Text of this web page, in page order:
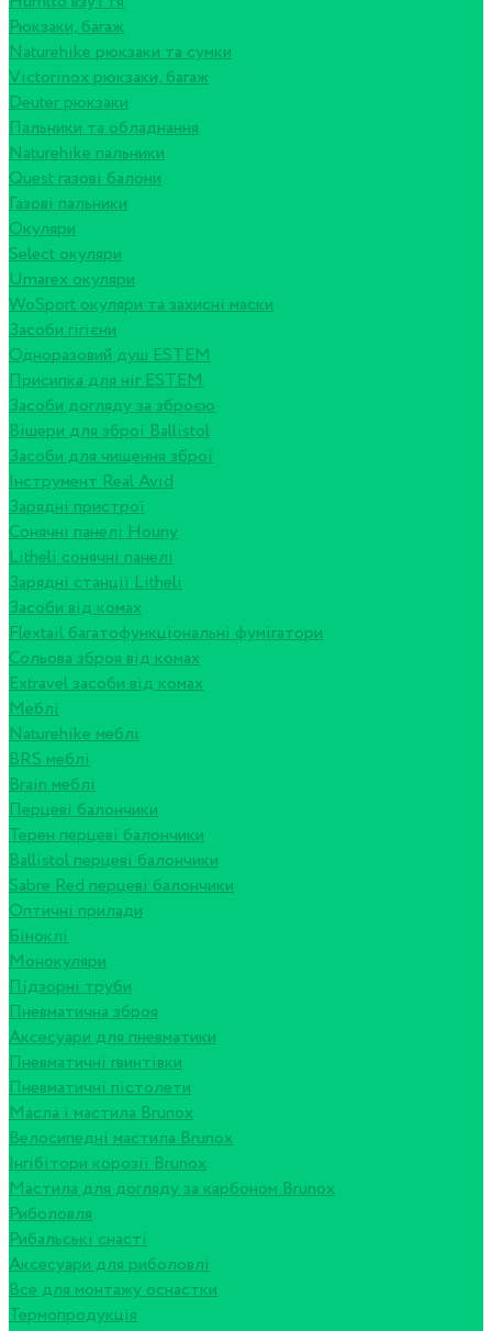
Рюкзаки, багаж
Naturehike рюкзаки та сумки
Victorinox рюкзаки, багаж
Deuter рюкзаки
Пальники та обладнання
Naturehike пальники
Quest газові балони
Газові пальники
Окуляри
Select окуляри
Umarex окуляри
WoSport окуляри та захисні маски
Засоби гігієни
Одноразовий душ ESTEM
Присипка для ніг ESTEM
Засоби догляду за зброєю
Вішери для зброї Ballistol
Засоби для чищення зброї
Інструмент Real Avid
Зарядні пристрої
Сонячні панелі Houny
Litheli сонячні панелі
Зарядні станції Litheli
Засоби від комах
Flextail багатофункціональні фумігатори
Сольова зброя від комах
Extravel засоби від комах
Меблі
Naturehike меблі
BRS меблі
Brain меблі
Перцеві балончики
Терен перцеві балончики
Ballistol перцеві балончики
Sabre Red перцеві балончики
Оптичні прилади
Біноклі
Монокуляри
Підзорні труби
Пневматична зброя
Аксесуари для пневматики
Пневматичні гвинтівки
Пневматичні пістолети
Масла і мастила Brunox
Велосипедні мастила Brunox
Інгібітори корозії Brunox
Мастила для догляду за карбоном Brunox
Риболовля
Рибальські снасті
Аксесуари для риболовлі
Все для монтажу оснастки
Термопродукція